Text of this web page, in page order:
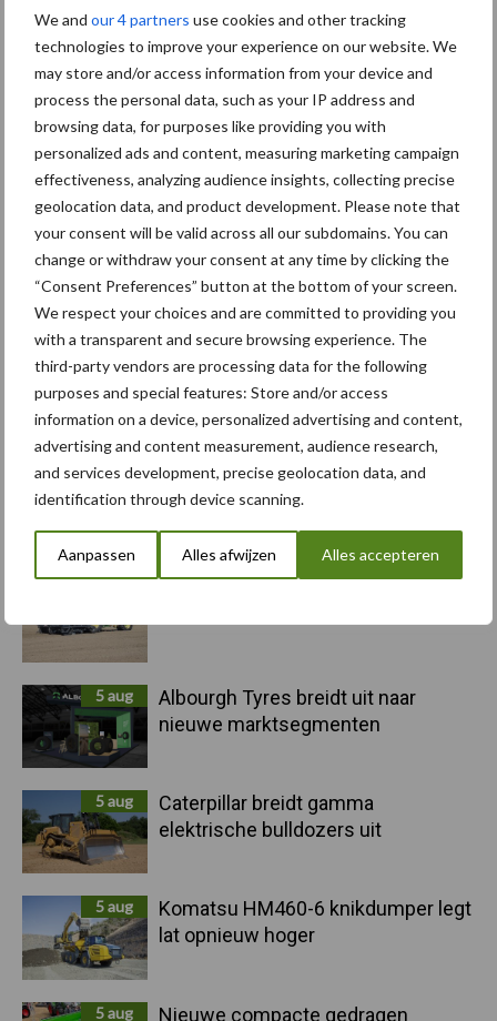
We and our 4 partners use cookies and other tracking
technologies to improve your experience on our website. We
may store and/or access information from your device and
process the personal data, such as your IP address and
browsing data, for purposes like providing you with
personalized ads and content, measuring marketing campaign
effectiveness, analyzing audience insights, collecting precise
geolocation data, and product development. Please note that
your consent will be valid across all our subdomains. You can
change or withdraw your consent at any time by clicking the
“Consent Preferences” button at the bottom of your screen.
We respect your choices and are committed to providing you
with a transparent and secure browsing experience. The
third-party vendors are processing data for the following
purposes and special features: Store and/or access
information on a device, personalized advertising and content,
advertising and content measurement, audience research,
and services development, precise geolocation data, and
identification through device scanning.
Aanpassen Alles afwijzen Alles accepteren
Primaire
Sidebar
Recent nieuws Partner nieuws
5 aug
Albourgh Tyres breidt uit naar
nieuwe marktsegmenten
5 aug
Caterpillar breidt gamma
elektrische bulldozers uit
5 aug
Komatsu HM460-6 knikdumper legt
lat opnieuw hoger
5 aug
Nieuwe compacte gedragen
Themapagina's
Bemesting Gewas & ruwvoer Loonwerk
Beregening /
Irrigatie
Hakselen
Toon meer